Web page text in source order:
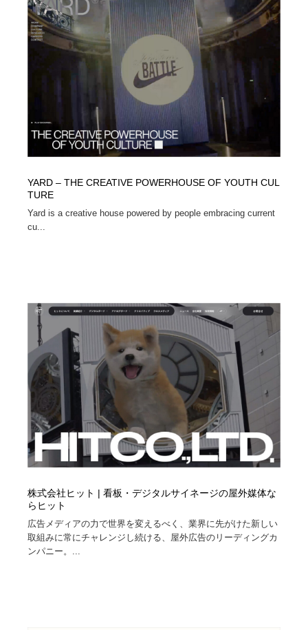
YARD – THE CREATIVE POWERHOUSE OF YOUTH CUL
TURE
Yard is a creative house powered by people embracing current
cu...
株式会社ヒット | 看板・デジタルサイネージの屋外媒体な
らヒット
広告メディアの力で世界を変えるべく、業界に先がけた新しい
取組みに常にチャレンジし続ける、屋外広告のリーディングカ
ンパニー。...